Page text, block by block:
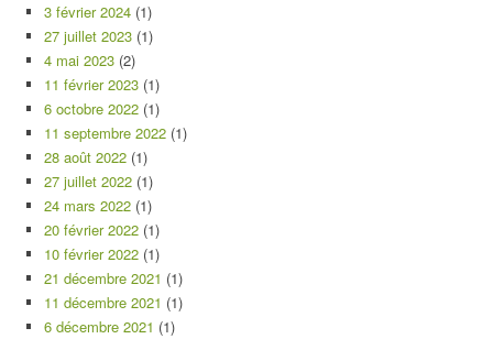
3 février 2024 (1)
27 juillet 2023 (1)
4 mai 2023 (2)
11 février 2023 (1)
6 octobre 2022 (1)
11 septembre 2022 (1)
28 août 2022 (1)
27 juillet 2022 (1)
24 mars 2022 (1)
20 février 2022 (1)
10 février 2022 (1)
21 décembre 2021 (1)
11 décembre 2021 (1)
6 décembre 2021 (1)